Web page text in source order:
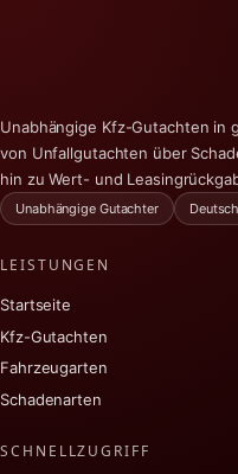
Unabhängige Kfz-Gutachten in
von Unfallgutachten über
hin zu Wert- und
Unabhängige Gutachter
LEISTUNGEN
Startseite
Kfz-Gutachten
Fahrzeugarten
Schadenarten
SCHNELLZUGRIFF